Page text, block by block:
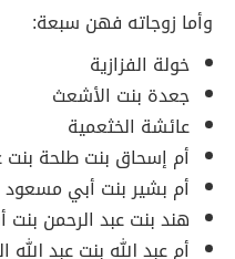
وأما زوجاته فهن سبعة:
خولة الفزازية
جعدة بنت الأشعث
عائشة الخثعمية
أم إسحاق بنت طلحة بنت
أم بشير بنت أبي مسعود
هند بنت عبد الرحمن بنت
أم عبد الله بنت عبد الله